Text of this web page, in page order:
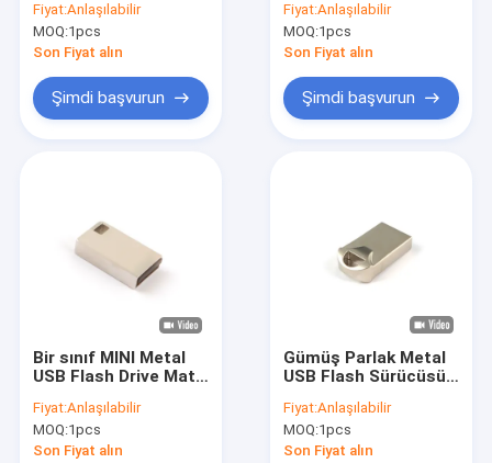
VR Gösterisi
Bizim Hakkımızda
Bizimle İletişim
Koruması ve Kolay
Taşınabilirlik Sunan
Dayanıklı Kompakt
Fiyat:Anlaşılabilir
MOQ:1pcs
Son Fiyat alın
Şimdi başvurun
8-15MB S Okumak
hızı 13-20MB S Veri
aktarma cihazı
Fiyat:Anlaşılabilir
MOQ:1pcs
Son Fiyat alın
Şimdi başvurun
Bir sınıf MINI Metal
USB Flash Drive Mat
geniş açılı lens açısı
veri korumasını
sağlar
Fiyat:Anlaşılabilir
MOQ:1pcs
Son Fiyat alın
Gümüş Parlak Metal
USB Flash Sürücüsü
Hızları Güvenli Veri
Depolamaya Uygun
Dayanıklı Metal
Fiyat:Anlaşılabilir
MOQ:1pcs
Son Fiyat alın